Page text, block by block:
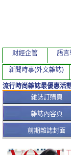
雜誌訂購頁
雜誌內容頁
前期雜誌封面
財經企管 語言
新聞時事(外文雜誌)
流行時尚雜誌最優惠活